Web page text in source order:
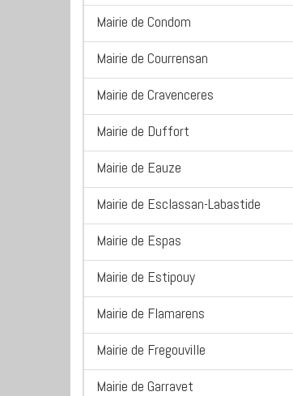
Mairie de Condom
Mairie de Courrensan
Mairie de Cravenceres
Mairie de Duffort
Mairie de Eauze
Mairie de Esclassan-Labastide
Mairie de Espas
Mairie de Estipouy
Mairie de Flamarens
Mairie de Fregouville
Mairie de Garravet